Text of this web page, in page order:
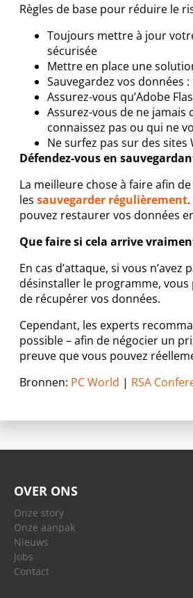
Règles de base pour réduire le
Toujours mettre à jour
sécurisée
Mettre en place une
Sauvegardez vos données
Assurez-vous qu’Adobe
Assurez-vous de ne
connaissez pas ou qui ne
Ne surfez pas sur des
Défendez-vous en
La meilleure chose à faire afin
les sauvegarder régulièrement
pouvez restaurer vos données
Que faire si cela arrive
En cas d’attaque, si vous
désinstaller le programme, vous
de récupérer vos données.
Cependant, les experts
possible – afin de négocier un
preuve que vous pouvez
Bronnen: PC World | RSA
OVER ONS
Onze story
Onze aanpak
Nieuws
Jobs
Contact